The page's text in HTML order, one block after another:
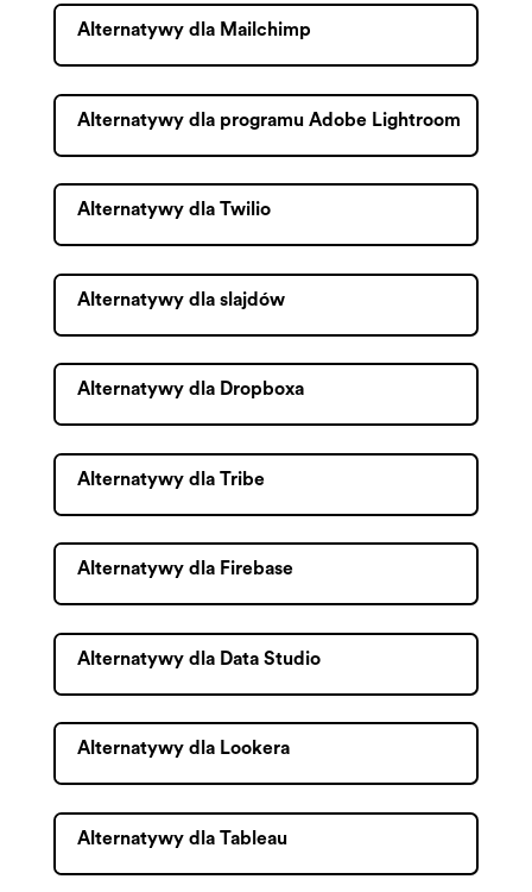
Alternatywy dla Mailchimp
Alternatywy dla programu Adobe Lightroom
Alternatywy dla Twilio
Alternatywy dla slajdów
Alternatywy dla Dropboxa
Alternatywy dla Tribe
Alternatywy dla Firebase
Alternatywy dla Data Studio
Alternatywy dla Lookera
Alternatywy dla Tableau